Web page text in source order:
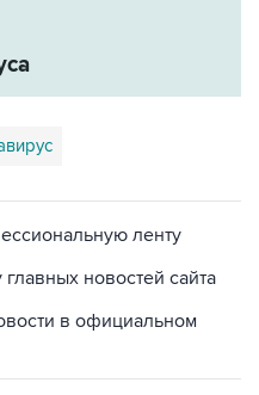
новостей сайта
в официальном